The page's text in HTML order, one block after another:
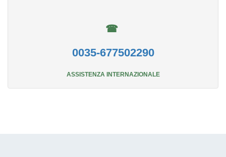
☎
0035-677502290
ASSISTENZA INTERNAZIONALE